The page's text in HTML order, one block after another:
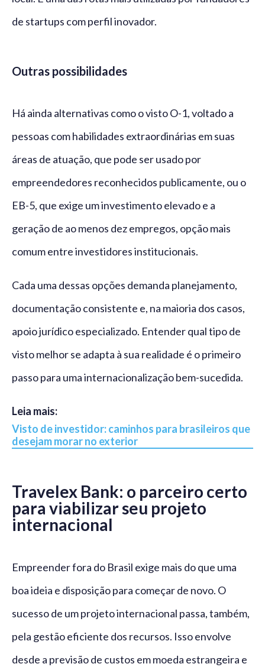
de startups com perfil inovador.
Outras possibilidades
Há ainda alternativas como o visto O-1, voltado a
pessoas com habilidades extraordinárias em suas
áreas de atuação, que pode ser usado por
empreendedores reconhecidos publicamente, ou o
EB-5, que exige um investimento elevado e a
geração de ao menos dez empregos, opção mais
comum entre investidores institucionais.
Cada uma dessas opções demanda planejamento,
documentação consistente e, na maioria dos casos,
apoio jurídico especializado. Entender qual tipo de
visto melhor se adapta à sua realidade é o primeiro
passo para uma internacionalização bem-sucedida.
Leia mais:
Visto de investidor: caminhos para brasileiros que
desejam morar no exterior
Travelex Bank: o parceiro certo
para viabilizar seu projeto
internacional
Empreender fora do Brasil exige mais do que uma
boa ideia e disposição para começar de novo. O
sucesso de um projeto internacional passa, também,
pela gestão eficiente dos recursos. Isso envolve
desde a previsão de custos em moeda estrangeira e